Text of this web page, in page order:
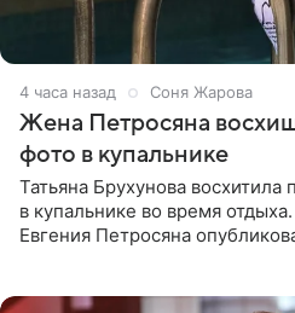
4 часа назад Соня Жарова
Жена Петросяна
фото в купальнике
Татьяна Брухунова
в купальнике во время
Евгения Петросяна